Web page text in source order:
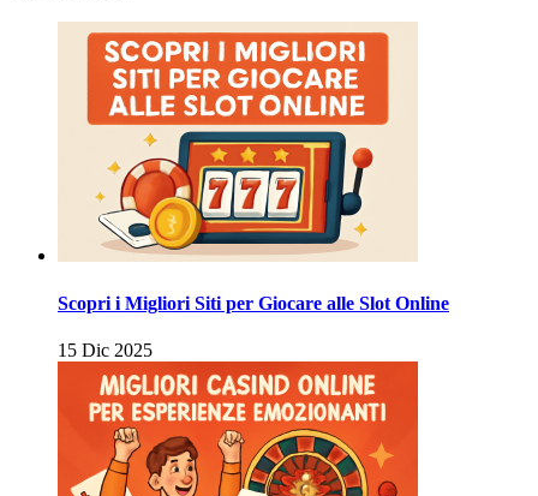
Scopri i Migliori Siti per Giocare alle Slot Online
15 Dic 2025